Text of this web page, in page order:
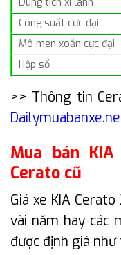
Dung tích xi lanh
Công suất cực đại
Mô men xoắn cực đại
Hộp số
>> Thông tin
Mua bán
Cerato cũ
Giá xe KIA
vài năm hay các
được định giá